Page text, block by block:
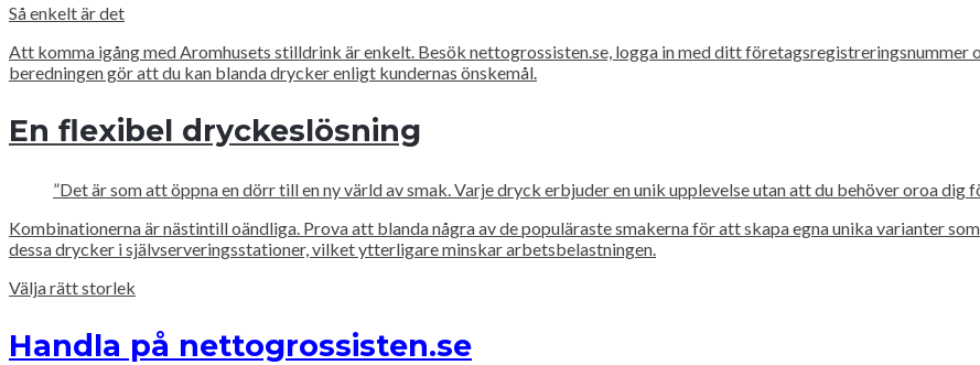
Så enkelt är det
Att komma igång med Aromhusets stilldrink är enkelt. Besök nettogrossisten.se, logga in med ditt företagsregistreringsnummer
beredningen gör att du kan blanda drycker enligt kundernas önskemål.
En flexibel dryckeslösning
”Det är som att öppna en dörr till en ny värld av smak. Varje dryck erbjuder en unik upplevelse utan att du behöver oroa dig
Kombinationerna är nästintill oändliga. Prova att blanda några av de populäraste smakerna för att skapa egna unika varianter
dessa drycker i självserveringsstationer, vilket ytterligare minskar arbetsbelastningen.
Välja rätt storlek
Handla på nettogrossisten.se